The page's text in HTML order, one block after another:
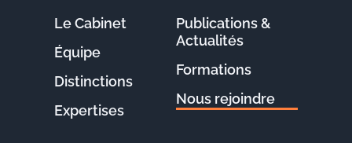
Le Cabinet
Équipe
Distinctions
Expertises
Publications &
Actualités
Formations
Nous rejoindre